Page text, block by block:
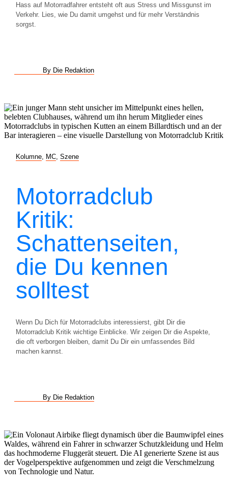
Hass auf Motorradfahrer entsteht oft aus Stress und Missgunst im
Verkehr. Lies, wie Du damit umgehst und für mehr Verständnis
sorgst.
By Die Redaktion
Kolumne MC Szene
Motorradclub
Kritik:
Schattenseiten,
die Du kennen
solltest
Wenn Du Dich für Motorradclubs interessierst, gibt Dir die
Motorradclub Kritik wichtige Einblicke. Wir zeigen Dir die Aspekte,
die oft verborgen bleiben, damit Du Dir ein umfassendes Bild
machen kannst.
By Die Redaktion